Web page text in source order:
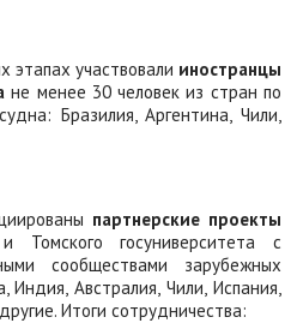
этапах участвовали иностранцы
не менее 30 человек из стран по
Бразилия, Аргентина, Чили,
партнерские проекты
Томского госуниверситета с
сообществами зарубежных
Австралия, Чили, Испания,
Итоги сотрудничества: